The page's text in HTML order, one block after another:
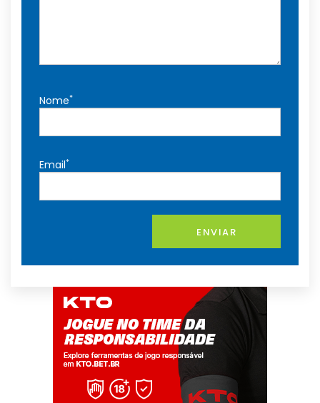
Nome*
Email*
ENVIAR